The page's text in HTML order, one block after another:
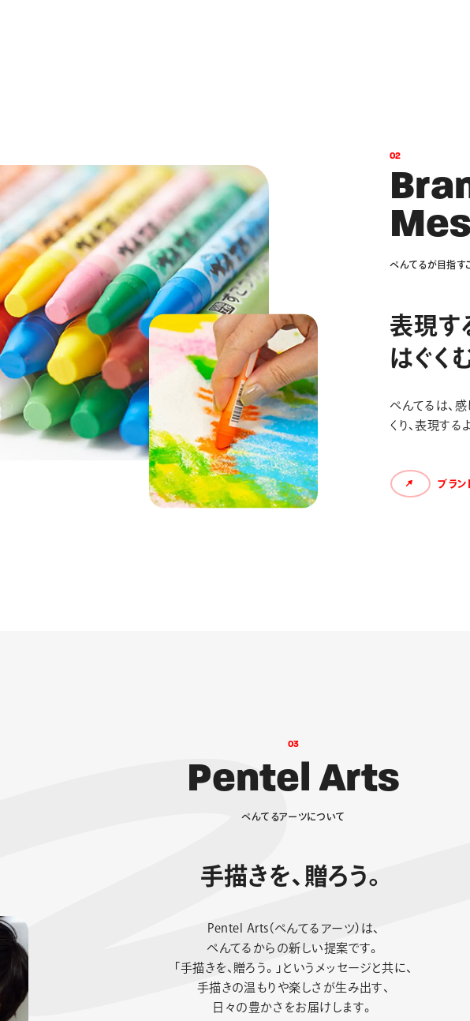
02
Bra
Me
ぺんてる が 目指す
表現す
はぐく
ぺんてるは、
くり、表現する
ブラン
03
Pentel Arts
ぺんて るアー ツにつ いて
手描きを、贈ろう。
Pentel Arts（ぺんてるアーツ）は、
ぺんてるからの新しい提案です。
「手描きを、贈ろう。」というメッセージと共に、
手描きの温もりや楽しさが生み出す、
日々の豊かさをお届けします。